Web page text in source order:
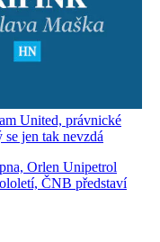
United, právnické
jen tak nevzdá
Orlen Unipetrol
ČNB představí